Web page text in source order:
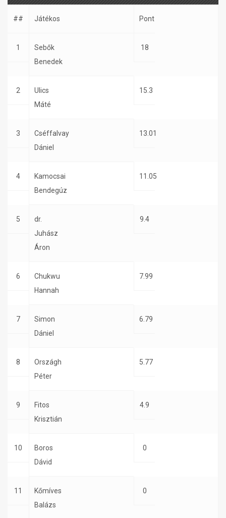
## Játékos Pont
1
Sebők
Benedek
18
2
Ulics
Máté
15.3
3
Cséffalvay
Dániel
13.01
4
Kamocsai
Bendegúz
11.05
5
dr.
Juhász
Áron
9.4
6
Chukwu
Hannah
7.99
7
Simon
Dániel
6.79
8
Országh
Péter
5.77
9
Fitos
Krisztián
4.9
10
Boros
Dávid
0
11
Kőmíves
Balázs
0